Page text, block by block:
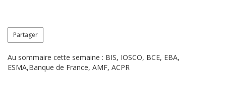
Partager
Au sommaire cette semaine : BIS, IOSCO, BCE, EBA,
ESMA,Banque de France, AMF, ACPR